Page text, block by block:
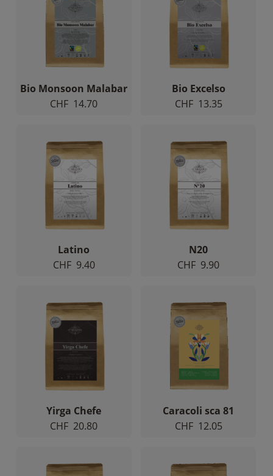
Bio Monsoon Malabar
CHF 14.70
Bio Excelso
CHF 13.35
Latino
CHF 9.40
N20
CHF 9.90
Yirga Chefe
CHF 20.80
Caracoli sca 81
CHF 12.05
Nécessaire
Ces cookies ne
sont pas
facultatifs. Ils
sont
nécessaires au
fonctionnement
Statistiques
Afin que
nous
puissions
améliorer la
fonctionnalité
structure du
site Web, en
le site Web
est utilisé.
Experience
Afin que notre
site Web
aussi bien que
possible lors
refusez ces